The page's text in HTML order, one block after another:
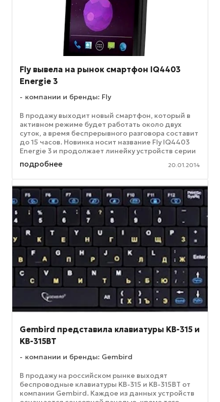
Fly вывела на рынок смартфон IQ4403
Energie 3
компании и бренды: Fly
В продажу выходит новый смартфон, который в
активном режиме будет работать около двух
суток, а время беспрерывного разговора составит
до 15 часов. Новинка носит название Fly IQ4403
Energie 3 и продолжает линейку устройств серии
X-life. Этот смартфон ...
подробнее 20.01.2014
Gembird представила клавиатуры KB-315 и
KB-315BT
компании и бренды: Gembird
В продажу на российском рынке выходят
беспроводные клавиатуры KB-315 и KB-315BT от
компании Gembird. Каждое из данных устройств